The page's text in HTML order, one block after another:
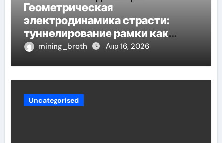
Геометрическая
электродинамика страсти:
туннелирование рамки как
проявление циклом Хэмпсона-
mining_broth Апр 16, 2026
Uncategorised